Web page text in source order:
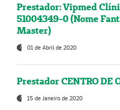
Prestador: Vipmed
51004349-0 (Nome
Master)
01 de Abril de 2020
Prestador CENTRO DE
15 de Janeiro de 2020